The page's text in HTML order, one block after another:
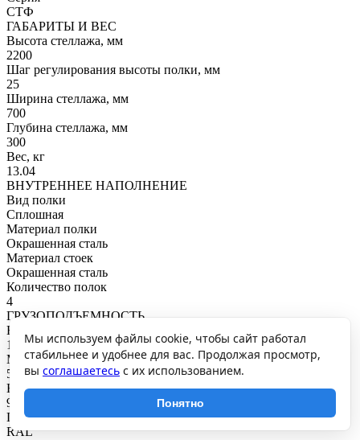
СТФ
ГАБАРИТЫ И ВЕС
Высота стеллажа, мм
2200
Шаг регулирования высоты полки, мм
25
Ширина стеллажа, мм
700
Глубина стеллажа, мм
300
Вес, кг
13.04
ВНУТРЕННЕЕ НАПОЛНЕНИЕ
Вид полки
Сплошная
Материал полки
Окрашенная сталь
Материал стоек
Окрашенная сталь
Количество полок
4
ГРУЗОПОДЪЕМНОСТЬ
Нагрузка на полку, кг
125
Максимальная общая нагрузка, кг
500
Нагрузка на секцию, кг
900
ПОКРЫТИЕ И ЦВЕТ
RAL
Мы используем файлы cookie, чтобы сайт работал
стабильнее и удобнее для вас. Продолжая просмотр,
вы соглашаетесь с их использованием.
Понятно